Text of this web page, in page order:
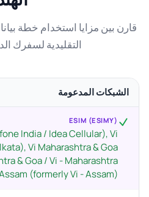
التقليدية لسفرك
الشبكات المدعومة
ESIM (ESIMY)
India / Idea Cellular), Vi
Vi Maharashtra & Goa
& Goa / Vi - Maharashtra
(formerly Vi - Assam)